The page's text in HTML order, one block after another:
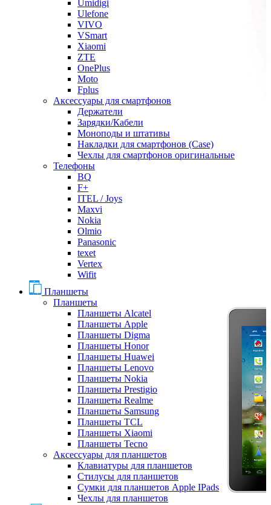
Umidigi
Ulefone
VIVO
VSmart
Xiaomi
ZTE
OnePlus
Moto
Fplus
Аксессуары для смартфонов
Держатели
Зарядки/Кабели
Моноподы и штативы
Накладки для смартфонов (Case)
Чехлы для смартфонов оригинальные
Телефоны
BQ
F+
ITEL / Joys
Maxvi
Nokia
Olmio
Panasonic
texet
Vertex
Wifit
Планшеты
Планшеты
Планшеты Alcatel
Планшеты Apple
Планшеты Digma
Планшеты Honor
Планшеты Huawei
Планшеты Lenovo
Планшеты Nokia
Планшеты Prestigio
Планшеты Realme
Планшеты Samsung
Планшеты TCL
Планшеты Xiaomi
Планшеты Tecno
Аксессуары для планшетов
Клавиатуры для планшетов
Стилусы для планшетов
Сумки для планшетов Apple IPads
Чехлы для планшетов